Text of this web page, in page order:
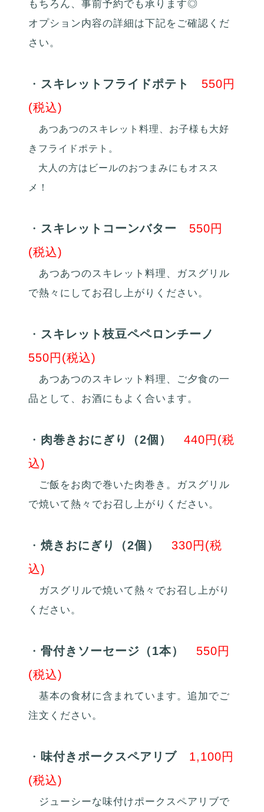
もちろん、事前予約でも承ります◎
オプション内容の詳細は下記をご確認くだ
さい。
・ スキレットフライドポテト
550円
(税込)
あつあつのスキレット料理、お子様も大好
きフライドポテト。
大人の方はビールのおつまみにもオスス
メ！
・ スキレットコーンバター
550円
(税込)
あつあつのスキレット料理、ガスグリル
で熱々にしてお召し上がりください。
・ スキレット枝豆ペペロンチーノ
550円(税込)
あつあつのスキレット料理、ご夕食の一
品として、お酒にもよく合います。
・ 肉巻きおにぎり（2個）
440円(税
込)
ご飯をお肉で巻いた肉巻き。ガスグリル
で焼いて熱々でお召し上がりください。
・ 焼きおにぎり（2個）
330円(税
込)
ガスグリルで焼いて熱々でお召し上がり
ください。
・ 骨付きソーセージ（1本）
550円
(税込)
基本の食材に含まれています。追加でご
注文ください。
・ 味付きポークスペアリブ
1,100円
(税込)
ジューシーな味付けポークスペアリブで